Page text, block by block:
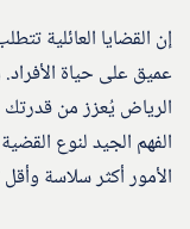
إن القضايا العائلية
عميق على حياة
الرياض يُعزز من
الفهم الجيد لنوع
الأمور أكثر سلاسة وأقل